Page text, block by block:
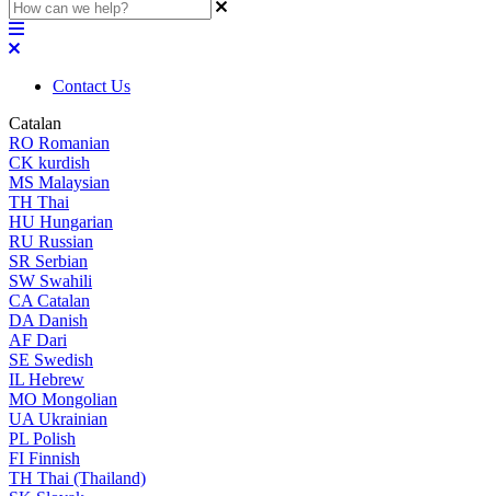
Contact Us
Catalan
RO Romanian
CK kurdish
MS Malaysian
TH Thai
HU Hungarian
RU Russian
SR Serbian
SW Swahili
CA Catalan
DA Danish
AF Dari
SE Swedish
IL Hebrew
MO Mongolian
UA Ukrainian
PL Polish
FI Finnish
TH Thai (Thailand)